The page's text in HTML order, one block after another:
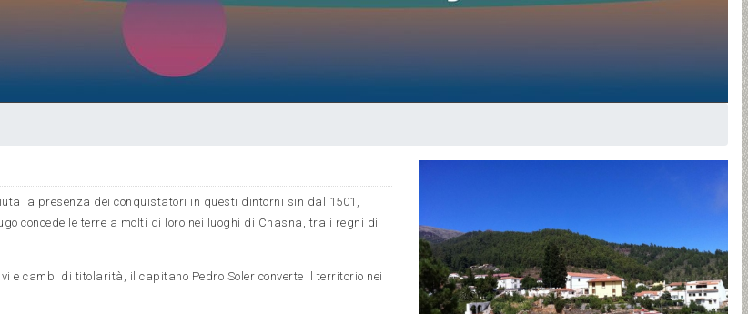
la presenza dei conquistatori in questi dintorni sin dal 1501,
concede le terre a molti di loro nei luoghi di Chasna, tra i regni di
e cambi di titolarità, il capitano Pedro Soler converte il territorio nei